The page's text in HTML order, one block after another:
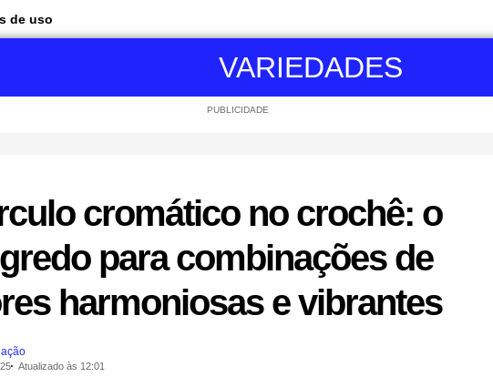
de uso
VARIEDADES
PUBLICIDADE
cromático no crochê: o
para combinações de
harmoniosas e vibrantes
Atualizado às 12:01